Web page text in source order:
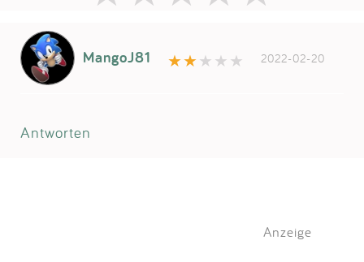
MangoJ81 2022-02-20
Antworten
Anzeige